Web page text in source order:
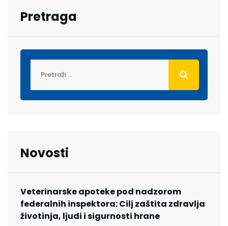
Pretraga
Novosti
Veterinarske apoteke pod nadzorom
federalnih inspektora: Cilj zaštita zdravlja
životinja, ljudi i sigurnosti hrane